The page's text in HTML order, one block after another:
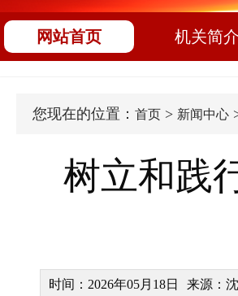
网站首页 机关简介
您现在的位置： 首页 > 新闻中心
树立和践
时间：2026年05月18日 来源：